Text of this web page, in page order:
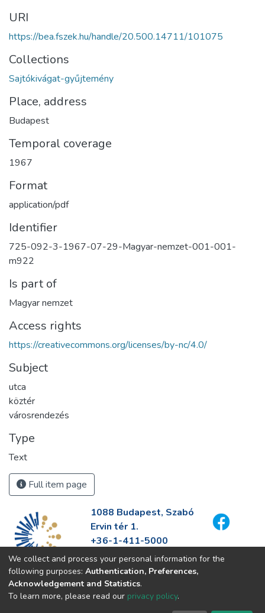
URI
https://bea.fszek.hu/handle/20.500.14711/101075
Collections
Sajtókivágat-gyűjtemény
Place, address
Budapest
Temporal coverage
1967
Format
application/pdf
Identifier
725-092-3-1967-07-29-Magyar-nemzet-001-001-
m922
Is part of
Magyar nemzet
Access rights
https://creativecommons.org/licenses/by-nc/4.0/
Subject
utca
köztér
városrendezés
Type
Text
Full item page
1088 Budapest, Szabó
Ervin tér 1.
+36-1-411-5000
info@fszek.hu
https://fszek.hu
We collect and process your personal information for the
following purposes: Authentication, Preferences,
Acknowledgement and Statistics.
To learn more, please read our privacy policy.